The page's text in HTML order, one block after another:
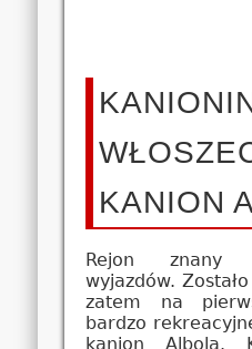
KANION
Rejon znany
wyjazdów.
zatem na
bardzo
kanion Albola.